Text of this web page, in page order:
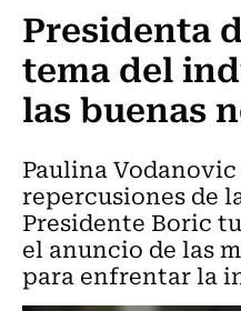
Presidenta
tema del
las buenas
Paulina
repercusiones de
Presidente Boric
el anuncio de las
para enfrentar la